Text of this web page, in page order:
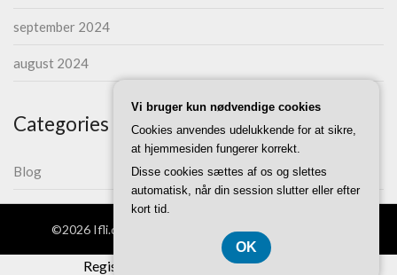
september 2024
august 2024
Categories
Blog
©2026 Ifli.dk | WordPress Theme bySuperb Themes
Registreringsnummer DK-37 40 77 39
Vi bruger kun nødvendige cookies
Cookies anvendes udelukkende for at sikre,
at hjemmesiden fungerer korrekt.
Disse cookies sættes af os og slettes
automatisk, når din session slutter eller efter
kort tid.
OK